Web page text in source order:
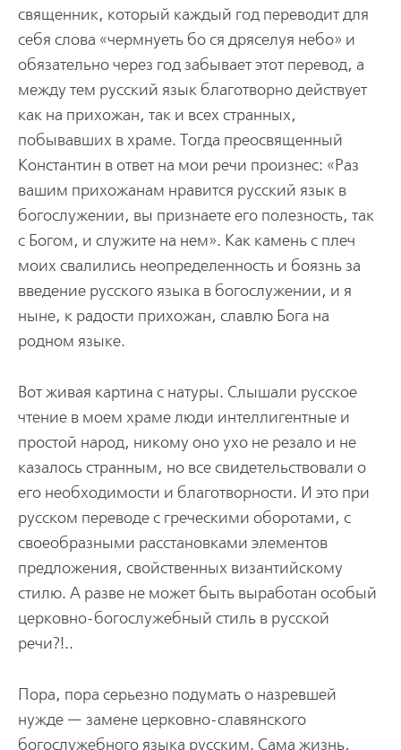
священник, который каждый год переводит для
себя слова «чермнуеть бо ся дряселуя небо» и
обязательно через год забывает этот перевод, а
между тем русский язык благотворно действует
как на прихожан, так и всех странных,
побывавших в храме. Тогда преосвященный
Константин в ответ на мои речи произнес: «Раз
вашим прихожанам нравится русский язык в
богослужении, вы признаете его полезность, так
с Богом, и служите на нем». Как камень с плеч
моих свалились неопределенность и боязнь за
введение русского языка в богослужении, и я
ныне, к радости прихожан, славлю Бога на
родном языке.
Вот живая картина с натуры. Слышали русское
чтение в моем храме люди интеллигентные и
простой народ, никому оно ухо не резало и не
казалось странным, но все свидетельствовали о
его необходимости и благотворности. И это при
русском переводе с греческими оборотами, с
своеобразными расстановками элементов
предложения, свойственных византийскому
стилю. А разве не может быть выработан особый
церковно-богослужебный стиль в русской
речи?!..
Пора, пора серьезно подумать о назревшей
нужде — замене церковно-славянского
богослужебного языка русским. Сама жизнь,